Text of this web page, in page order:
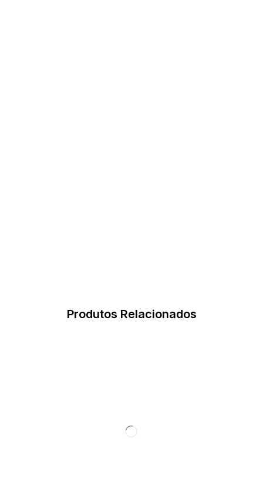
Produtos Relacionados